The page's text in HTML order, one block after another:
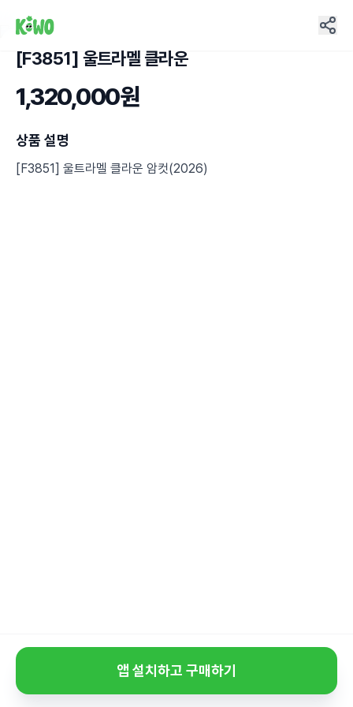
[F3851] 울트라멜 클라운
1,320,000원
상품 설명
[F3851] 울트라멜 클라운 암컷(2026)
앱 설치하고 구매하기